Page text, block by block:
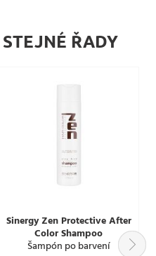
ŘADY
Sinergy Zen Protective After
Color Shampoo
Šampón po barvení